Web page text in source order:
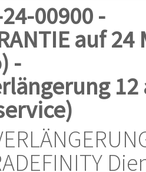
00900 -
auf
-